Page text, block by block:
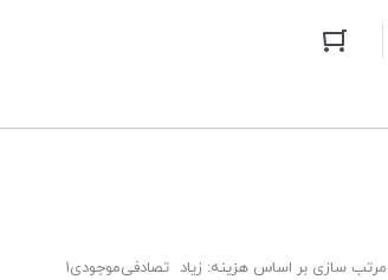
1
مرتب سازی بر اساس هزینه: زیاد تصادفیموجودی